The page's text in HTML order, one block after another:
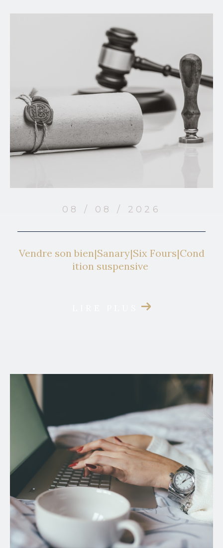
08 / 08 / 2026
Vendre son bien|Sanary|Six Fours|Cond
ition suspensive